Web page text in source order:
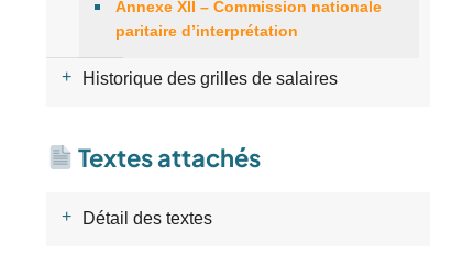
Annexe XII – Commission nationale
paritaire d’interprétation
Historique des grilles de salaires
Textes attachés
Détail des textes